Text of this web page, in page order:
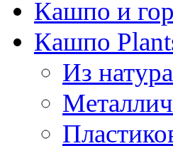
Кашпо и
Кашпо
Из